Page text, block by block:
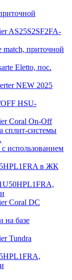
AS25S2SF2FA-
match, приточной
Eletto, пос.
NEW 2025
HSU-
Coral On-Off
сплит-системы
использованием
в ЖК
Coral DC
на базе
Tundra